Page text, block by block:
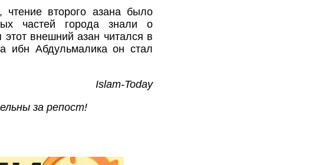
чтение второго азана было
частей города знали о
внешний азан читался в
ибн Абдульмалика он стал
Islam-Today
за репост!